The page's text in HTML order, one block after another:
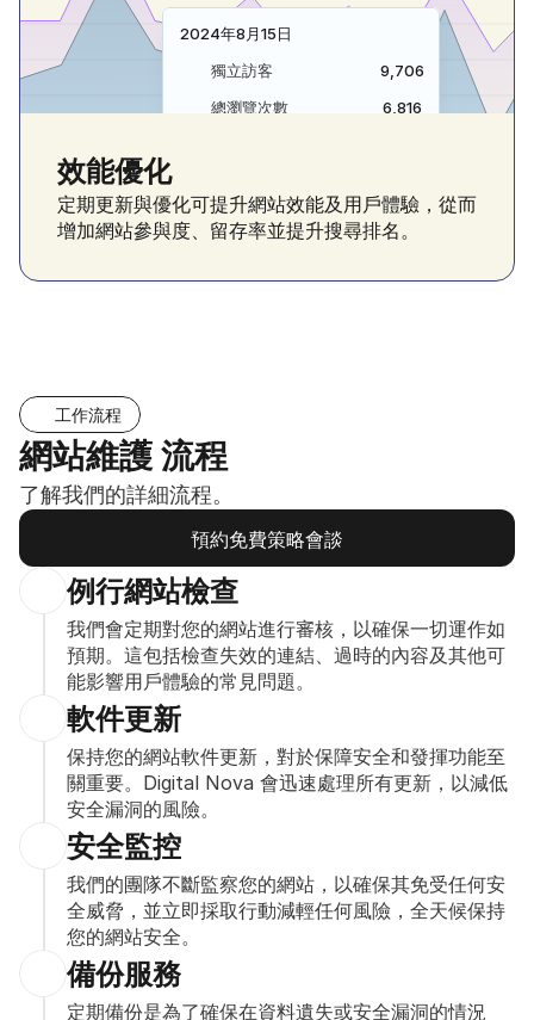
2024年8月15日
獨立訪客
總瀏覽次數
9,706
6,816
效能優化
定期更新與優化可提升網站效能及用戶體驗，從而
增加網站參與度、留存率並提升搜尋排名。
工作流程
網站維護 流程
了解我們的詳細流程。
預約免費策略會談
預約免費策略會談
例行網站檢查
我們會定期對您的網站進行審核，以確保一切運作如
預期。這包括檢查失效的連結、過時的內容及其他可
能影響用戶體驗的常見問題。
軟件更新
保持您的網站軟件更新，對於保障安全和發揮功能至
關重要。Digital Nova 會迅速處理所有更新，以減低
安全漏洞的風險。
安全監控
我們的團隊不斷監察您的網站，以確保其免受任何安
全威脅，並立即採取行動減輕任何風險，全天候保持
您的網站安全。
備份服務
定期備份是為了確保在資料遺失或安全漏洞的情況